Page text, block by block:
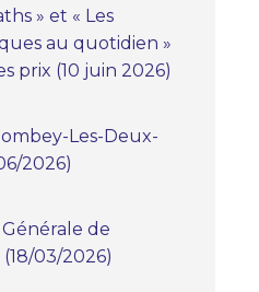
» et « Les
au quotidien »
prix (10 juin 2026)
Les-Deux-
2026)
de
(18/03/2026)